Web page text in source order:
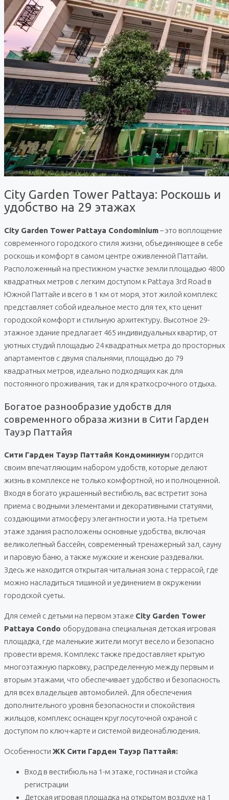
City Garden Tower Pattaya: Роскошь и
удобство на 29 этажах
City Garden Tower Pattaya Condominium– это воплощение
современного городского стиля жизни, объединяющее в себе
роскошь и комфорт в самом центре оживленной Паттайи.
Расположенный на престижном участке земли площадью 4800
квадратных метров с легким доступом к Pattaya 3rd Road в
Южной Паттайе и всего в 1 км от моря, этот жилой комплекс
представляет собой идеальное место для тех, кто ценит
городской комфорт и стильную архитектуру. Высотное 29-
этажное здание предлагает 465 индивидуальных квартир, от
уютных студий площадью 24 квадратных метра до просторных
апартаментов с двумя спальнями, площадью до 79
квадратных метров, идеально подходящих как для
постоянного проживания, так и для краткосрочного отдыха.
Богатое разнообразие удобств для
современного образа жизни в Сити Гарден
Тауэр Паттайя
Сити Гарден Тауэр Паттайя Кондоминиум гордится
своим впечатляющим набором удобств, которые делают
жизнь в комплексе не только комфортной, но и полноценной.
Входя в богато украшенный вестибюль, вас встретит зона
приема с водными элементами и декоративными статуями,
создающими атмосферу элегантности и уюта. На третьем
этаже здания расположены основные удобства, включая
великолепный бассейн, современный тренажерный зал, сауну
и паровую баню, а также мужские и женские раздевалки.
Здесь же находится открытая читальная зона с террасой, где
можно насладиться тишиной и уединением в окружении
городской суеты.
Для семей с детьми на первом этаже City Garden Tower
Pattaya Condo оборудована специальная детская игровая
площадка, где маленькие жители могут весело и безопасно
провести время. Комплекс также предоставляет крытую
многоэтажную парковку, распределенную между первым и
вторым этажами, что обеспечивает удобство и безопасность
для всех владельцев автомобилей. Для обеспечения
дополнительного уровня безопасности и спокойствия
жильцов, комплекс оснащен круглосуточной охраной с
доступом по ключ-карте и системой видеонаблюдения.
Особенности ЖК Сити Гарден Тауэр Паттайя:
Вход в вестибюль на 1-м этаже, гостиная и стойка
регистрации
Детская игровая площадка на открытом воздухе на 1